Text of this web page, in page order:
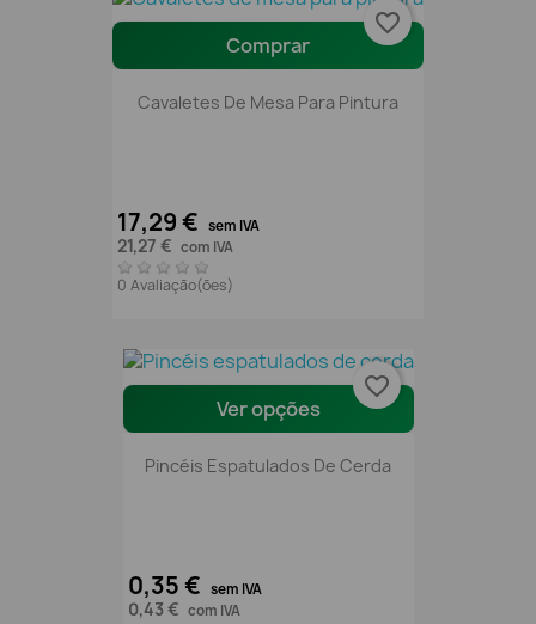
Comprar
Cavaletes De Mesa Para Pintura
17,29 € sem IVA
21,27 € com IVA
0 Avaliação(ões)
favorite_border
Ver opções
Pincéis Espatulados De Cerda
0,35 € sem IVA
0,43 € com IVA
favorite_border